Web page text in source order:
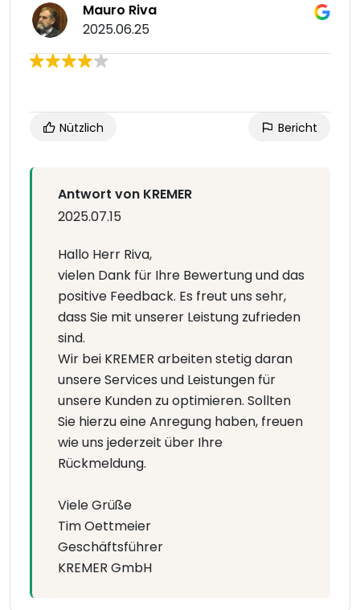
Mauro Riva
2025.06.25
Nützlich Bericht
Antwort von KREMER
2025.07.15
Hallo Herr Riva,
vielen Dank für Ihre Bewertung und das
positive Feedback. Es freut uns sehr,
dass Sie mit unserer Leistung zufrieden
sind.
Wir bei KREMER arbeiten stetig daran
unsere Services und Leistungen für
unsere Kunden zu optimieren. Sollten
Sie hierzu eine Anregung haben, freuen
wie uns jederzeit über Ihre
Rückmeldung.
Viele Grüße
Tim Oettmeier
Geschäftsführer
KREMER GmbH